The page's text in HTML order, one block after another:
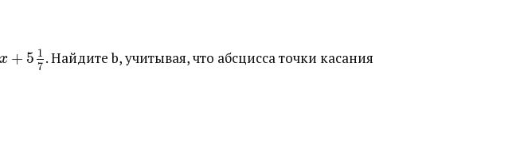
+ 5 1
7 ​. Найдите b, учитывая, что абсцисса точки касания